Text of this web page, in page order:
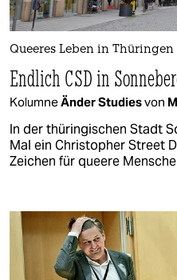
Queeres Leben in Thüringen
Endlich CSD in
KolumneÄnder Studiesvon
In der thüringischen Stadt
Mal ein Christopher Street
Zeichen für queere